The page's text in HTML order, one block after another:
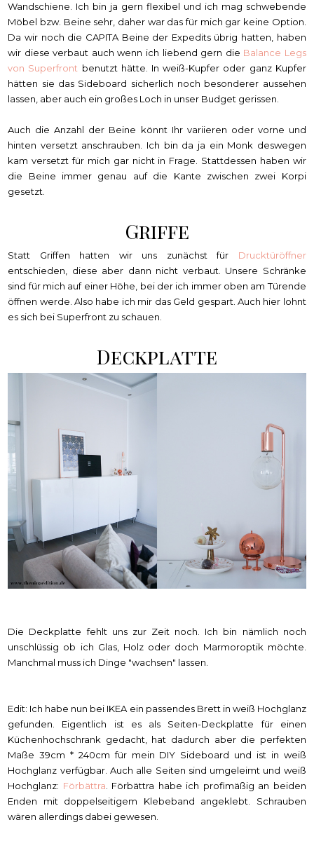
Wandschiene. Ich bin ja gern flexibel und ich mag schwebende
Möbel bzw. Beine sehr, daher war das für mich gar keine Option.
Da wir noch die CAPITA Beine der Expedits übrig hatten, haben
wir diese verbaut auch wenn ich liebend gern die Balance Legs
von Superfront benutzt hätte. In weiß-Kupfer oder ganz Kupfer
hätten sie das Sideboard sicherlich noch besonderer aussehen
lassen, aber auch ein großes Loch in unser Budget gerissen.
Auch die Anzahl der Beine könnt Ihr variieren oder vorne und
hinten versetzt anschrauben. Ich bin da ja ein Monk deswegen
kam versetzt für mich gar nicht in Frage. Stattdessen haben wir
die Beine immer genau auf die Kante zwischen zwei Korpi
gesetzt.
Griffe
Statt Griffen hatten wir uns zunächst für Drucktüröffner
entschieden, diese aber dann nicht verbaut. Unsere Schränke
sind für mich auf einer Höhe, bei der ich immer oben am Türende
öffnen werde. Also habe ich mir das Geld gespart. Auch hier lohnt
es sich bei Superfront zu schauen.
Deckplatte
Die Deckplatte fehlt uns zur Zeit noch. Ich bin nämlich noch
unschlüssig ob ich Glas, Holz oder doch Marmoroptik möchte.
Manchmal muss ich Dinge "wachsen" lassen.
Edit: Ich habe nun bei IKEA ein passendes Brett in weiß Hochglanz
gefunden. Eigentlich ist es als Seiten-Deckplatte für einen
Küchenhochschrank gedacht, hat dadurch aber die perfekten
Maße 39cm * 240cm für mein DIY Sideboard und ist in weiß
Hochglanz verfügbar. Auch alle Seiten sind umgeleimt und weiß
Hochglanz: Förbättra . Förbättra habe ich profimäßig an beiden
Enden mit doppelseitigem Klebeband angeklebt. Schrauben
wären allerdings dabei gewesen.